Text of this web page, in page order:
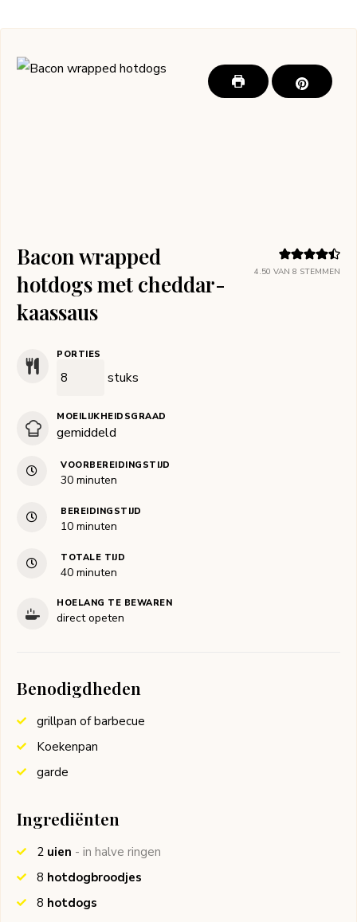
4.50 VAN 8 STEMMEN
Bacon wrapped
hotdogs met cheddar-
kaassaus
PORTIES
stuks
MOEILIJKHEIDSGRAAD
gemiddeld
VOORBEREIDINGSTIJD
30minuten
minuten
BEREIDINGSTIJD
10minuten
minuten
TOTALE TIJD
40minuten
minuten
HOELANG TE BEWAREN
direct opeten
Benodigdheden
grillpan of barbecue
Koekenpan
garde
Ingrediënten
2 uien - in halve ringen
8 hotdogbroodjes
8 hotdogs